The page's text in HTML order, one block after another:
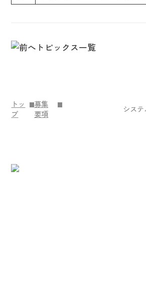
トピックス一覧
トッ
プ
募集
要項
シス